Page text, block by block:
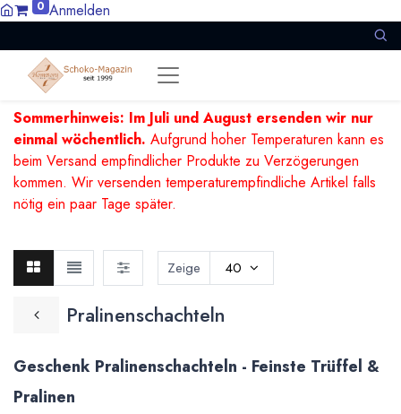
0 Anmelden
Sommerhinweis: Im Juli und August ersenden wir nur
einmal wöchentlich. Aufgrund hoher Temperaturen kann es
beim Versand empfindlicher Produkte zu Verzögerungen
kommen. Wir versenden temperaturempfindliche Artikel falls
nötig ein paar Tage später.
Pralinenschachteln
Zeige 40
Geschenk Pralinenschachteln - Feinste Trüffel &
Pralinen